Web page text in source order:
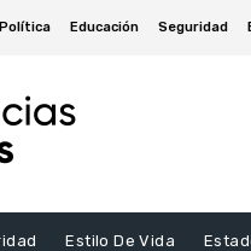
Política Educación Seguridad
Estilo De Vida